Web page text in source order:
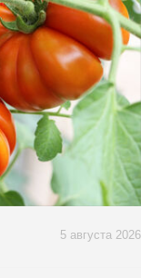
5 августа 2026